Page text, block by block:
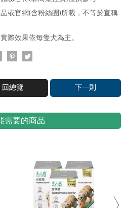
或官網(含粉絲團)所載，不等於宣稱
際效果依每隻犬為主。
回總覽 下一則
需要的商品